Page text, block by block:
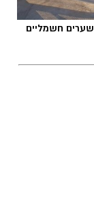
שערים חשמליים